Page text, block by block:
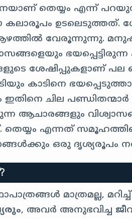
തെയ്യം എന്ന്
ഉടലെടുത്തത്.
വേരൂന്നുന്നു.
ശേഷിപ്പുകളാണ് പല
കാടിനെ
ഇതിനെ ചില
ആചാരങ്ങളും
തെയ്യം എന്നത്
ഒരു ദൃശ്യരൂപം
മാത്രമല്ല,
, അവർ അനുഭവിച്ച